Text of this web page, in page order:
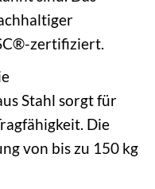
zertifiziert.
Stahl sorgt für
Die
von bis zu 150 kg